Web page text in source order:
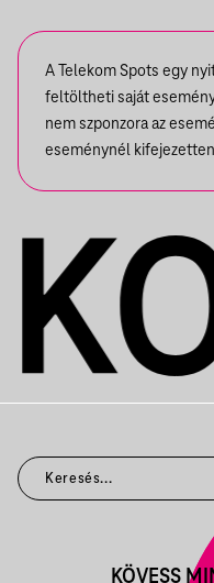
A Telekom Spots egy
feltöltheti saját
nem szponzora az
eseménynél
KÖVESS